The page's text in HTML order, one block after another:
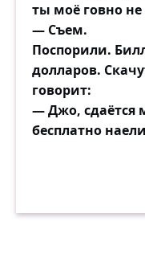
ты моё говно
— Съем.
Поспорили.
долларов.
говорит:
— Джо, сдаётся
бесплатно